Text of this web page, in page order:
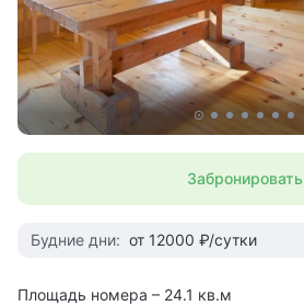
Забронировать
Будние дни: от 12000 ₽/сутки
Площадь номера – 24.1 кв.м